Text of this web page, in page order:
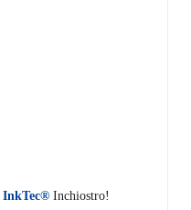
InkTec® Inchiostro!